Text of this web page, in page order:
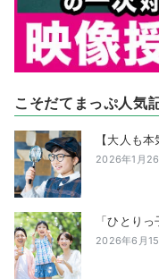
こそだてまっぷ人気
【大人も
2026年1月26
「ひとり
2026年6月15